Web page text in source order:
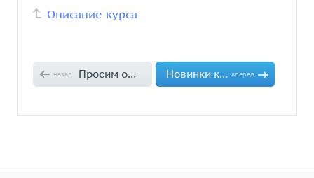
Описание курса
назад Просим оставить отзыв в яндекс-маркет о магазине Новинки категории товаров, оповестим подписчиков вперед